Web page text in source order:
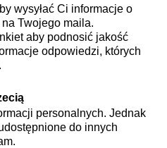
wysyłać Ci informacje o
Twojego maila.
aby podnosić jakość
odpowiedzi, których
personalnych. Jednak
do innych